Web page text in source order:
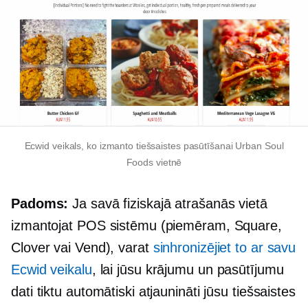
Ecwid veikals, ko izmanto tiešsaistes pasūtīšanai Urban Soul
Foods vietnē
Padoms: Ja savā fiziskajā atrašanās vietā
izmantojat POS sistēmu (piemēram, Square,
Clover vai Vend), varat sinhronizējiet to ar savu
Ecwid veikalu, lai jūsu krājumu un pasūtījumu
dati tiktu automātiski atjaunināti jūsu tiešsaistes